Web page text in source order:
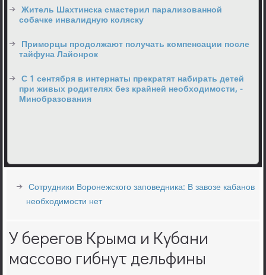
Житель Шахтинска смастерил парализованной
собачке инвалидную коляску
Приморцы продолжают получать компенсации после
тайфуна Лайонрок
С 1 сентября в интернаты прекратят набирать детей
при живых родителях без крайней необходимости, -
Минобразования
Сотрудники Воронежского заповедника: В завозе кабанов
необходимости нет
У берегов Крыма и Кубани
массово гибнут дельфины